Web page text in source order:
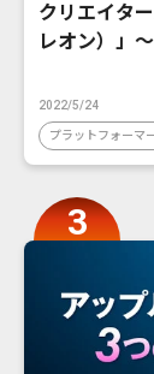
クリエイタ
レオン）」
2022/5/24
プラットフォーマ